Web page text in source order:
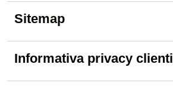
Sitemap
Informativa privacy clienti